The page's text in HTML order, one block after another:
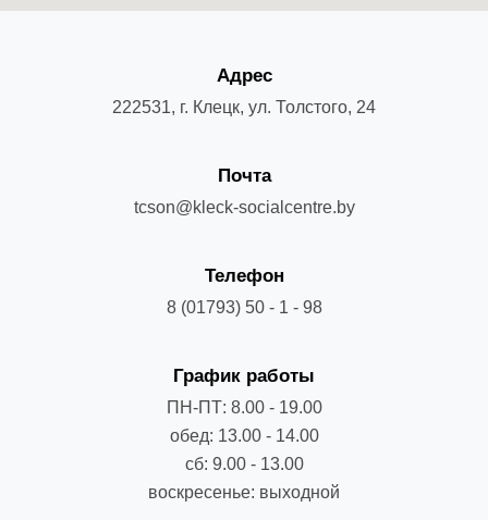
Адрес
222531, г. Клецк, ул. Толстого, 24
Почта
tcson@kleck-socialcentre.by
Телефон
8 (01793) 50 - 1 - 98
График работы
ПН-ПТ: 8.00 - 19.00
обед: 13.00 - 14.00
сб: 9.00 - 13.00
воскресенье: выходной